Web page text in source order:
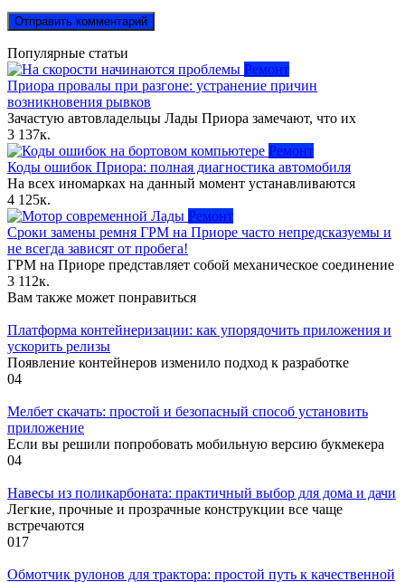
Популярные статьи
Ремонт
Приора провалы при разгоне: устранение причин
возникновения рывков
Зачастую автовладельцы Лады Приора замечают, что их
3 137к.
Ремонт
Коды ошибок Приора: полная диагностика автомобиля
На всех иномарках на данный момент устанавливаются
4 125к.
Ремонт
Сроки замены ремня ГРМ на Приоре часто непредсказуемы и
не всегда зависят от пробега!
ГРМ на Приоре представляет собой механическое соединение
3 112к.
Вам также может понравиться
Платформа контейнеризации: как упорядочить приложения и
ускорить релизы
Появление контейнеров изменило подход к разработке
04
Мелбет скачать: простой и безопасный способ установить
приложение
Если вы решили попробовать мобильную версию букмекера
04
Навесы из поликарбоната: практичный выбор для дома и дачи
Легкие, прочные и прозрачные конструкции все чаще
встречаются
017
Обмотчик рулонов для трактора: простой путь к качественной